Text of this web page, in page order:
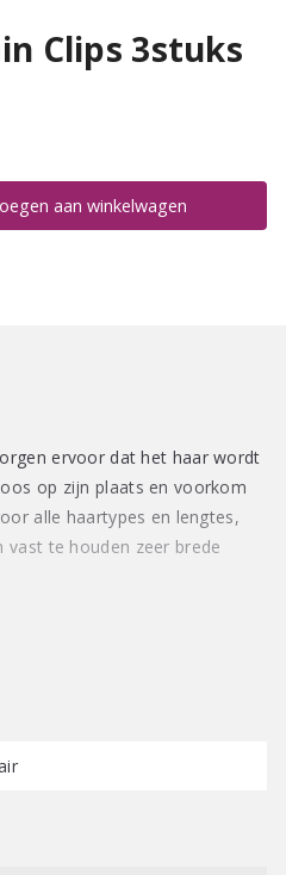
Clips 3stuks
aan winkelwagen
ervoor dat het haar wordt
op zijn plaats en voorkom
alle haartypes en lengtes,
vast te houden zeer brede